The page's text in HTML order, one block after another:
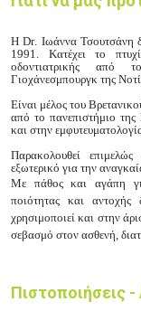
ΗDr. Ιωάννα Τσουτσάνη
1991. Κατέχει το
οδοντιατρικής από
Γιοχάνεσμπουργκ της
Είναι μέλος του
από το πανεπιστήμιο
και στην
Παρακολουθεί
εξωτερικό για την
Με πάθος και αγάπη
ποιότητας και
χρησιμοποιεί και στην
σεβασμό στον ασθενή,
Πιστοποιήσεις -